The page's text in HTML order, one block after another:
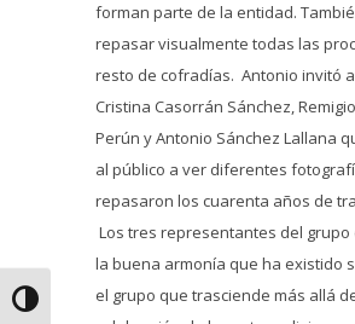
Alternar alto contraste
forman parte de la entidad.
repasar visualmente todas las
resto de cofradías. Antonio invitó
Cristina Casorrán Sánchez,
Perún y Antonio Sánchez Lallana
al público a ver diferentes
repasaron los cuarenta años de
Los tres representantes del grupo
la buena armonía que ha existido
el grupo que trasciende más allá